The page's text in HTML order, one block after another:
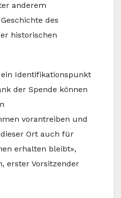
anderem
des
historischen
Identifikationspunkt
der Spende können
vorantreiben und
Ort auch für
erhalten bleibt»,
erster Vorsitzender